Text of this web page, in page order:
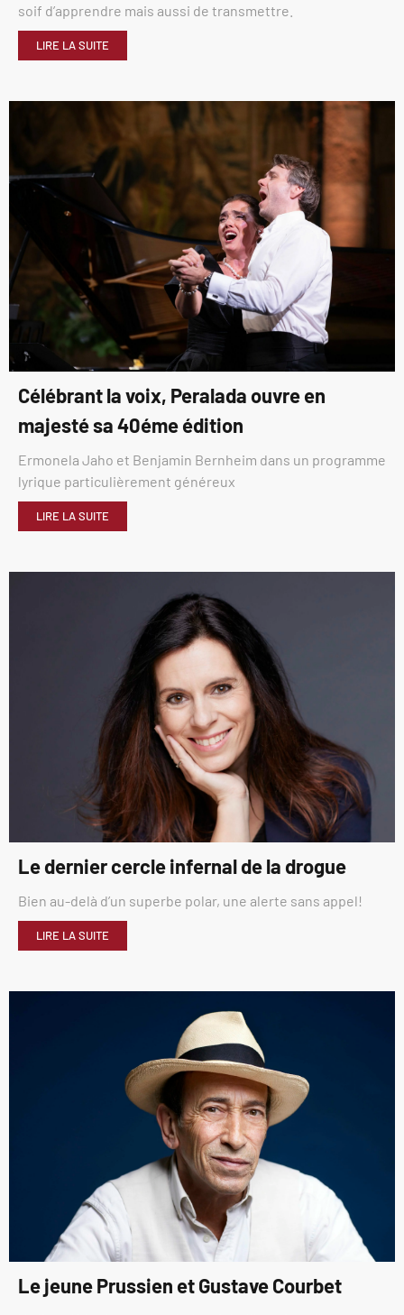
soif d’apprendre mais aussi de transmettre.
LIRE LA SUITE
Célébrant la voix, Peralada ouvre en
majesté sa 40éme édition
Ermonela Jaho et Benjamin Bernheim dans un programme
lyrique particulièrement généreux
LIRE LA SUITE
Le dernier cercle infernal de la drogue
Bien au-delà d’un superbe polar, une alerte sans appel!
LIRE LA SUITE
Le jeune Prussien et Gustave Courbet